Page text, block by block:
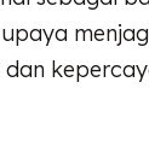
dan